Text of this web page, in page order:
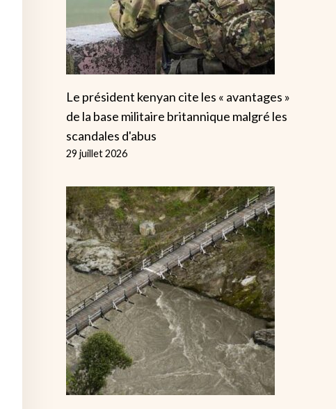
Le président kenyan cite les « avantages »
de la base militaire britannique malgré les
scandales d'abus
29 juillet 2026